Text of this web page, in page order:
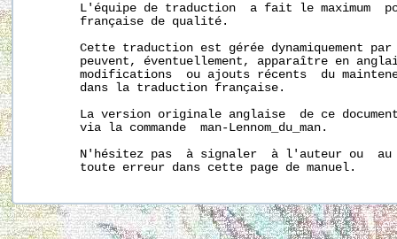
L'équipe de traduction  a fait le maximum
       française de qualité.
Cette traduction est gérée dynamiquement
peuvent, éventuellement, apparaître en
modifications  ou ajouts récents  du
       dans la traduction française.
La version originale anglaise  de ce
       via la commande  man-Lennom_du_man.
N'hésitez pas  à signaler  à l'auteur ou